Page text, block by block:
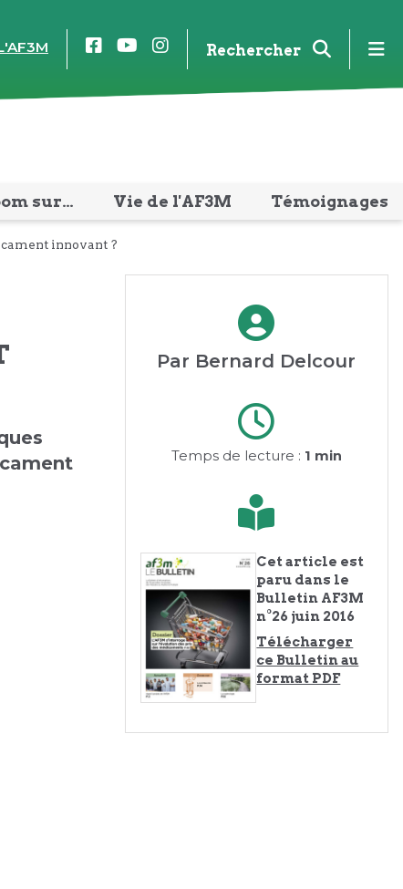
FacebookYouTube
Instagram
Rechercher
sur… Vie de l'AF3M Témoignages
innovant ?
Par Bernard Delcour
Temps de lecture : 1 min
Cet article est
paru dans le
Bulletin AF3M
n°26 juin 2016
Télécharger
ce Bulletin au
format PDF